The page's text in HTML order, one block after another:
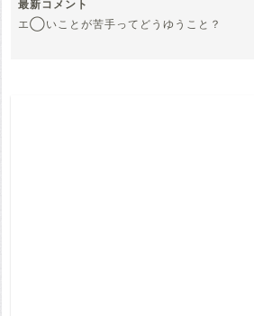
最新コメント
エ◯いことが苦手ってどうゆうこと？